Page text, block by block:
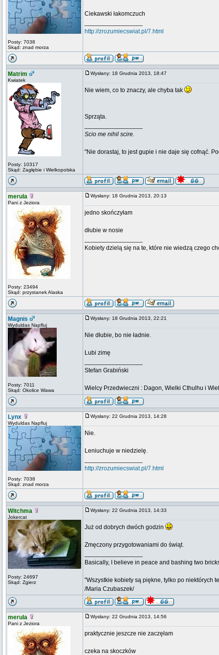
Posty: 7038
Skąd: znad morza
Ciekawski łakomczuch
http://zrozumiecswiat.pl/7.html
Matrim
Kwiatek
Posty: 10317
Skąd: Zagłębie i Wielkopolska
Wysłany: 18 Grudnia 2013, 18:47
Nie wiem, co to znaczy, ale chyba tak
Sprząta.
Scio me nihil scire.
"Nie dorastaj, to jest gupie i nie daje się cofnąć.
merula
Pani z Jeziora
Posty: 23494
Skąd: przystanek Alaska
Wysłany: 18 Grudnia 2013, 20:13
jedno skończyłam
dłubie w nosie
Kobiety dzielą się na te, które nie wiedzą czego
Magnis
Wyduldas Napfluj
Posty: 7011
Skąd: Okolice Wawa
Wysłany: 18 Grudnia 2013, 22:21
Nie dłubie, bo nie ładnie.
Lubi zimę
Stefan Grabiński
Wielcy Przedwieczni : Dagon, Wielki Cthulhu i
Lynx
Wyduldas Napfluj
Posty: 7038
Skąd: znad morza
Wysłany: 22 Grudnia 2013, 14:28
Nie.
Leniuchuje w niedzielę.
http://zrozumiecswiat.pl/7.html
Witchma
Jokercat
Posty: 24697
Skąd: Zgierz
Wysłany: 22 Grudnia 2013, 14:33
Już od dobrych dwóch godzin
Zmęczony przygotowaniami do świąt.
Basically, I believe in peace and bashing two
"Wszystkie kobiety są piękne, tylko po niektórych
/Maria Czubaszek/
merula
Pani z Jeziora
Wysłany: 22 Grudnia 2013, 14:56
praktycznie jeszcze nie zaczęłam
czeka na skoczków